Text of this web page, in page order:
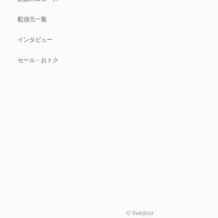
配信元一覧
インタビュー
セール・おトク
© livedoor